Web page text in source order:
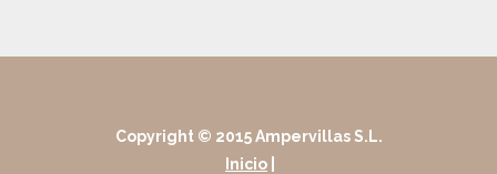
Copyright © 2015 Ampervillas S.L.
Inicio